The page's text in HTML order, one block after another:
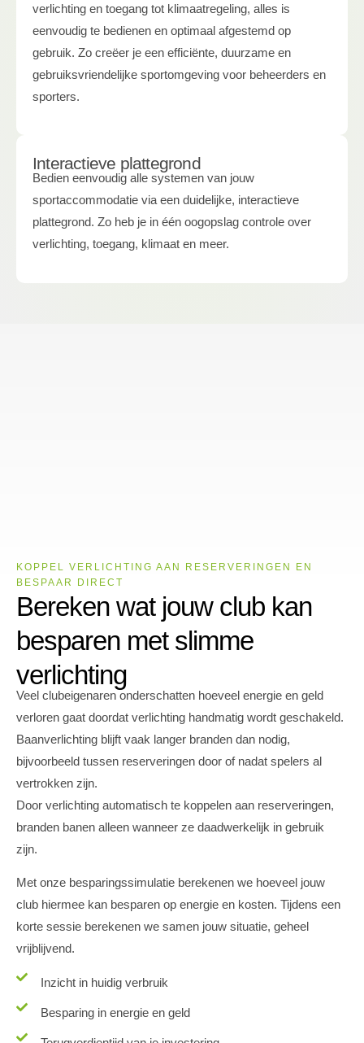
verlichting en toegang tot klimaatregeling, alles is
eenvoudig te bedienen en optimaal afgestemd op
gebruik. Zo creëer je een efficiënte, duurzame en
gebruiksvriendelijke sportomgeving voor beheerders en
sporters.
Interactieve plattegrond
Bedien eenvoudig alle systemen van jouw
sportaccommodatie via een duidelijke, interactieve
plattegrond. Zo heb je in één oogopslag controle over
verlichting, toegang, klimaat en meer.
KOPPEL VERLICHTING AAN RESERVERINGEN EN
BESPAAR DIRECT
Bereken wat jouw club kan
besparen met slimme
verlichting
Veel clubeigenaren onderschatten hoeveel energie en geld
verloren gaat doordat verlichting handmatig wordt geschakeld.
Baanverlichting blijft vaak langer branden dan nodig,
bijvoorbeeld tussen reserveringen door of nadat spelers al
vertrokken zijn.
Door verlichting automatisch te koppelen aan reserveringen,
branden banen alleen wanneer ze daadwerkelijk in gebruik
zijn.
Met onze besparingssimulatie berekenen we hoeveel jouw
club hiermee kan besparen op energie en kosten. Tijdens een
korte sessie berekenen we samen jouw situatie, geheel
vrijblijvend.
Inzicht in huidig verbruik
Besparing in energie en geld